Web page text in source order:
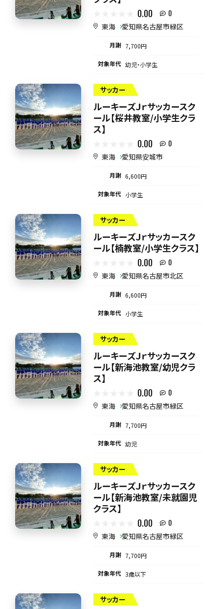
0.00 0
東海 愛知県名古屋市緑区
月謝 7,700円
対象年代 幼児・小学生
サッカー
ルーキーズＪｒサッカースク
ール【桜井教室/小学生クラ
ス】
0.00 0
東海 愛知県安城市
月謝 6,600円
対象年代 小学生
サッカー
ルーキーズＪｒサッカースク
ール【楠教室/小学生クラス】
0.00 0
東海 愛知県名古屋市北区
月謝 6,600円
対象年代 小学生
サッカー
ルーキーズＪｒサッカースク
ール【新海池教室/幼児クラ
ス】
0.00 0
東海 愛知県名古屋市緑区
月謝 7,700円
対象年代 幼児
サッカー
ルーキーズＪｒサッカースク
ール【新海池教室/未就園児
クラス】
0.00 0
東海 愛知県名古屋市緑区
月謝 7,700円
対象年代 3歳以下
サッカー